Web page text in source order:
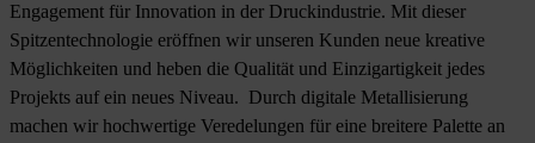
Engagement für Innovation in der Druckindustrie. Mit dieser
Spitzentechnologie eröffnen wir unseren Kunden neue kreative
Möglichkeiten und heben die Qualität und Einzigartigkeit jedes
Projekts auf ein neues Niveau. Durch digitale Metallisierung
machen wir hochwertige Veredelungen für eine breitere Palette an